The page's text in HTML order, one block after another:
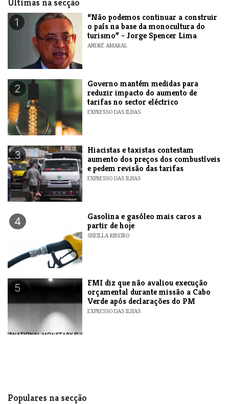
Últimas na secção
1
“Não podemos continuar a construir
o país na base da monocultura do
turismo” - Jorge Spencer Lima
ANDRÉ AMARAL
2
Governo mantém medidas para
reduzir impacto do aumento de
tarifas no sector eléctrico
EXPRESSO DAS ILHAS
3
Hiacistas e taxistas contestam
aumento dos preços dos combustíveis
e pedem revisão das tarifas
EXPRESSO DAS ILHAS
4
Gasolina e gasóleo mais caros a
partir de hoje
SHEILLA RIBEIRO
5
FMI diz que não avaliou execução
orçamental durante missão a Cabo
Verde após declarações do PM
EXPRESSO DAS ILHAS
Populares na secção